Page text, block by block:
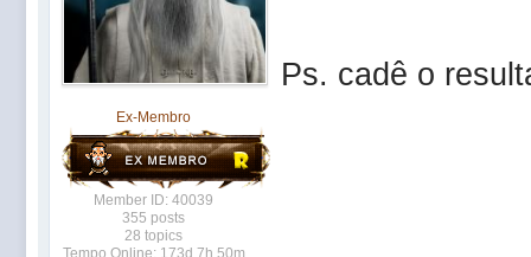
Ex-Membro
Member ID: 40039
355 posts
28 topics
Tempo Online: 173d 7h 50m
Ps. cadê o